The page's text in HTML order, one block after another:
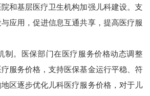
和基层医疗卫生机构加强儿科建设。支
应用，促进信息互通共享，提高医疗服
。医保部门在医疗服务价格动态调整
服务价格，支持医保基金运行平稳、符
区逐步优化儿科医疗服务价格，对于儿